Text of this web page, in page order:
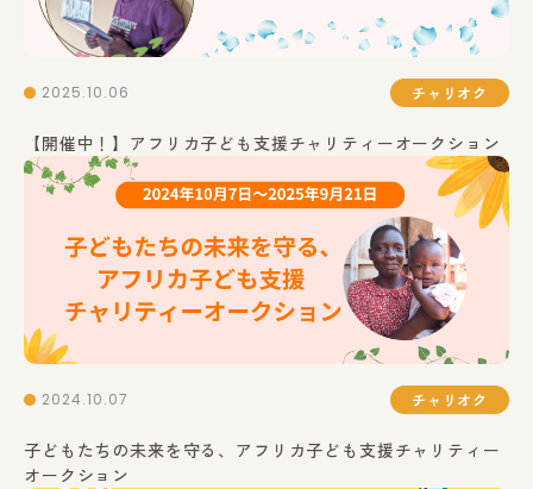
2025.10.06 チャリオク
【開催中！】アフリカ子ども支援チャリティーオークション
2024.10.07 チャリオク
子どもたちの未来を守る、アフリカ子ども支援チャリティー
オークション